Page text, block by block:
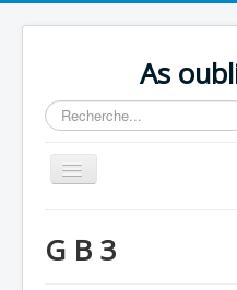
As
Rechercher
Basculer
la
Chronologie
G B 3